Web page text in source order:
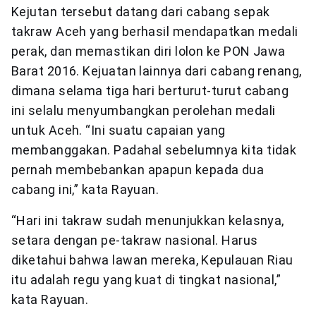
Kejutan tersebut datang dari cabang sepak
takraw Aceh yang berhasil mendapatkan medali
perak, dan memastikan diri lolon ke PON Jawa
Barat 2016. Kejuatan lainnya dari cabang renang,
dimana selama tiga hari berturut-turut cabang
ini selalu menyumbangkan perolehan medali
untuk Aceh. “Ini suatu capaian yang
membanggakan. Padahal sebelumnya kita tidak
pernah membebankan apapun kepada dua
cabang ini,” kata Rayuan.
“Hari ini takraw sudah menunjukkan kelasnya,
setara dengan pe-takraw nasional. Harus
diketahui bahwa lawan mereka, Kepulauan Riau
itu adalah regu yang kuat di tingkat nasional,”
kata Rayuan.